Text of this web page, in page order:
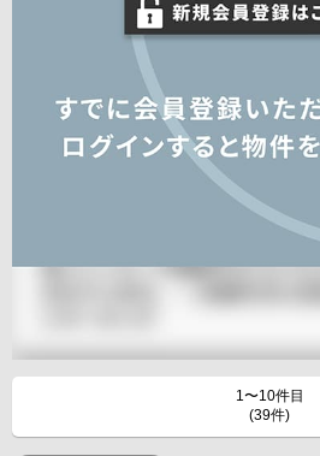
1〜10件目
(39件)